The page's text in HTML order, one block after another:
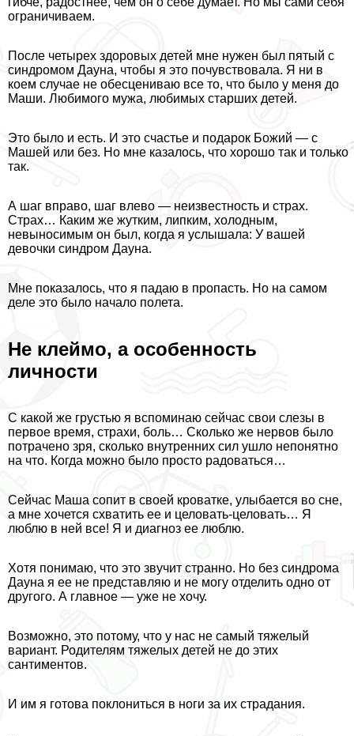
ограничиваем.
После четырех здоровых детей мне нужен был пятый с
синдромом Дayна, чтобы я это почувствовала. Я ни в
коем случае не обесцениваю все то, что было у меня до
Маши. Любимого мужа, любимых старших детей.
Это было и есть. И это счастье и подарок Божий — с
Машей или без. Но мне казалось, что хорошо так и только
так.
А шаг вправо, шаг влево — неизвестность и страх.
Страх… Каким же жутким, липким, холодным,
невыносимым он был, когда я услышала: У вашей
дeвoчки синдром Дayна.
Мне показалось, что я падаю в пропасть. Но на самом
деле это было начало полета.
Не клеймо, а особенность
личности
С какой же грустью я вспоминаю сейчас свои слезы в
первое время, страхи, боль… Сколько же нервов было
потрачено зря, сколько внутренних сил ушло непонятно
на что. Когда можно было просто радоваться…
Сейчас Маша сопит в своей кроватке, улыбается во сне,
а мне хочется схватить ее и целовать-целовать… Я
люблю в ней все! Я и диагноз ее люблю.
Хотя понимаю, что это звучит странно. Но без синдрома
Дayна я ее не представляю и не могу отделить одно от
другого. А главное — уже не хочу.
Возможно, это потому, что у нас не самый тяжелый
вариант. Родителям тяжелых детей не до этих
сантиментов.
И им я готова поклониться в ноги за их страдания.